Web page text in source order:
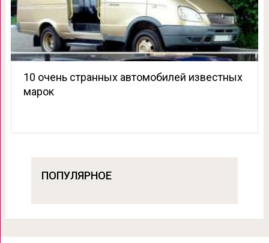
10 очень странных автомобилей известных
марок
ПОПУЛЯРНОЕ